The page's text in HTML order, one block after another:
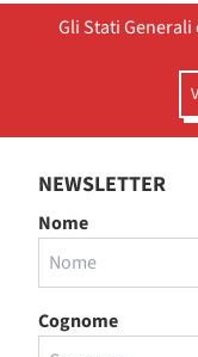
Gli Stati
NEWSLETTER
Nome
Cognome